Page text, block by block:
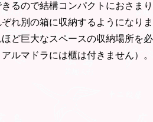
るので結構コンパクトにおさまり
れ別の箱に収納するようになりま
ど巨大なスペースの収納場所を必
ルマドラには櫃は付きません）。